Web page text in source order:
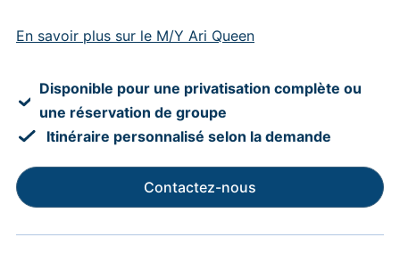
En savoir plus sur le M/Y Ari Queen
Disponible pour une privatisation complète ou
une réservation de groupe
Itinéraire personnalisé selon la demande
Contactez-nous